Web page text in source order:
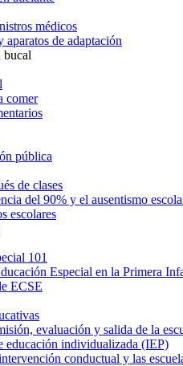
médicos
aparatos de adaptación
bucal
comer
pública
de clases
del 90% y el ausentismo
escolares
101
Especial en la Primera
ECSE
evaluación y salida de la
educación individualizada (IEP)
conductual y las